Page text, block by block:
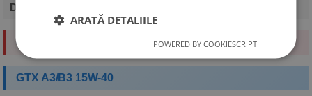
Denumire
GTX A3/B3 15W-40
GTX A3/B3 15W-40
ARATĂ DETALIILE
POWERED BY COOKIESCRIPT